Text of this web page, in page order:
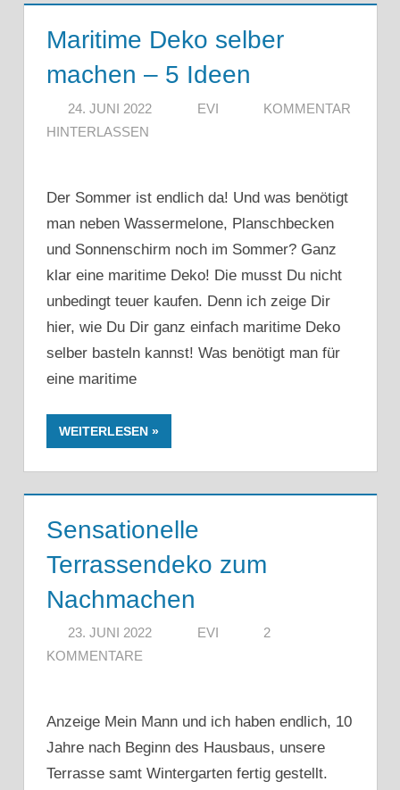
Maritime Deko selber
machen – 5 Ideen
24. JUNI 2022 EVI
KOMMENTAR
HINTERLASSEN
Der Sommer ist endlich da! Und was benötigt
man neben Wassermelone, Planschbecken
und Sonnenschirm noch im Sommer? Ganz
klar eine maritime Deko! Die musst Du nicht
unbedingt teuer kaufen. Denn ich zeige Dir
hier, wie Du Dir ganz einfach maritime Deko
selber basteln kannst! Was benötigt man für
eine maritime
WEITERLESEN
Sensationelle
Terrassendeko zum
Nachmachen
23. JUNI 2022 EVI
2
KOMMENTARE
Anzeige Mein Mann und ich haben endlich, 10
Jahre nach Beginn des Hausbaus, unsere
Terrasse samt Wintergarten fertig gestellt.